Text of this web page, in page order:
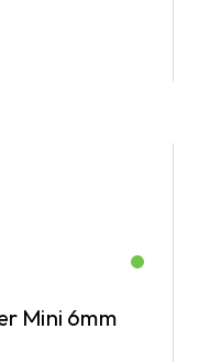
Mini 6mm